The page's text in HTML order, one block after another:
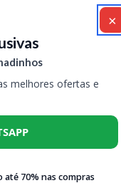
×
melhores ofertas e
70% nas compras